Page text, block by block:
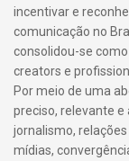
incentivar e
comunicação no
consolidou-se
creators e
Por meio de uma
preciso, relevante
jornalismo,
mídias,